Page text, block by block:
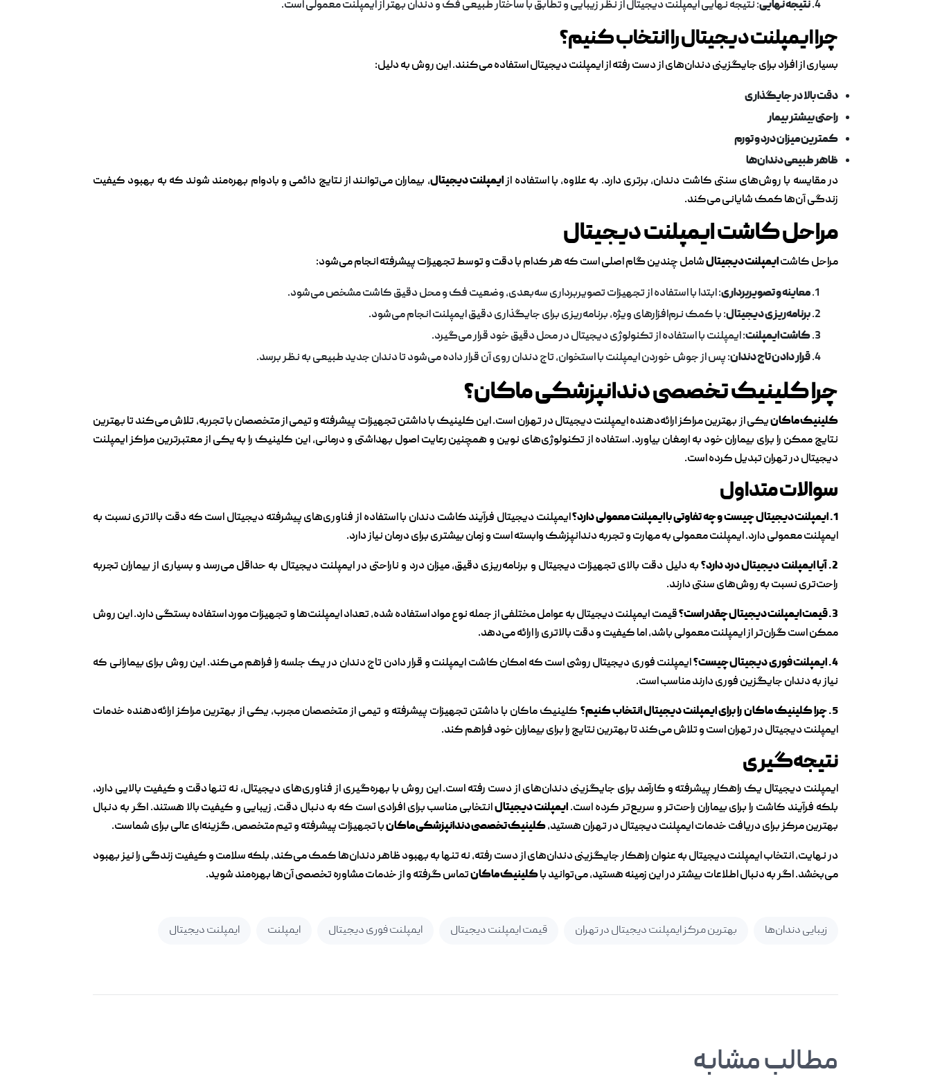
نتیجه نهایی: نتیجه نهایی ایمپلنت دیجیتال از نظر زیبایی و تطابق با ساختار طبیعی فک و دندان بهتر از ایمپلنت معمولی است.
چرا ایمپلنت دیجیتال را انتخاب کنیم؟
بسیاری از افراد برای جایگزینی دندان‌های از دست رفته از ایمپلنت دیجیتال استفاده می‌کنند. این روش به دلیل:
دقت بالا در جایگذاری
راحتی بیشتر بیمار
کمترین میزان درد و تورم
ظاهر طبیعی دندان‌ها
در مقایسه با روش‌های سنتی کاشت دندان، برتری دارد. به علاوه، با استفاده ازایمپلنت دیجیتال، بیماران می‌توانند از نتایج دائمی و بادوام بهره‌مند شوند که به بهبود کیفیت
زندگی آن‌ها کمک شایانی می‌کند.
مراحل کاشت ایمپلنت دیجیتال
مراحل کاشتایمپلنت دیجیتالشامل چندین گام اصلی است که هر کدام با دقت و توسط تجهیزات پیشرفته انجام می‌شود:
معاینه و تصویربرداری: ابتدا با استفاده از تجهیزات تصویربرداری سه‌بعدی، وضعیت فک و محل دقیق کاشت مشخص می‌شود.
برنامه‌ریزی دیجیتال: با کمک نرم‌افزارهای ویژه، برنامه‌ریزی برای جایگذاری دقیق ایمپلنت انجام می‌شود.
کاشت ایمپلنت: ایمپلنت با استفاده از تکنولوژی دیجیتال در محل دقیق خود قرار می‌گیرد.
قرار دادن تاج دندان: پس از جوش خوردن ایمپلنت با استخوان، تاج دندان روی آن قرار داده می‌شود تا دندان جدید طبیعی به نظر برسد.
چرا کلینیک تخصصی دندانپزشکی ماکان؟
کلینیک ماکانیکی از بهترین مراکز ارائه‌دهنده ایمپلنت دیجیتال در تهران است. این کلینیک با داشتن تجهیزات پیشرفته و تیمی از متخصصان با تجربه، تلاش می‌کند تا بهترین
نتایج ممکن را برای بیماران خود به ارمغان بیاورد. استفاده از تکنولوژی‌های نوین و همچنین رعایت اصول بهداشتی و درمانی، این کلینیک را به یکی از معتبرترین مراکز ایمپلنت
دیجیتال در تهران تبدیل کرده است.
سوالات متداول
1. ایمپلنت دیجیتال چیست و چه تفاوتی با ایمپلنت معمولی دارد؟
ایمپلنت دیجیتال فرآیند کاشت دندان با استفاده از فناوری‌های پیشرفته دیجیتال است که دقت بالاتری نسبت به
ایمپلنت معمولی دارد. ایمپلنت معمولی به مهارت و تجربه دندانپزشک وابسته است و زمان بیشتری برای درمان نیاز دارد.
2. آیا ایمپلنت دیجیتال درد دارد؟
به دلیل دقت بالای تجهیزات دیجیتال و برنامه‌ریزی دقیق، میزان درد و ناراحتی در ایمپلنت دیجیتال به حداقل می‌رسد و بسیاری از بیماران تجربه
راحت‌تری نسبت به روش‌های سنتی دارند.
3. قیمت ایمپلنت دیجیتال چقدر است؟
قیمت ایمپلنت دیجیتال به عوامل مختلفی از جمله نوع مواد استفاده شده، تعداد ایمپلنت‌ها و تجهیزات مورد استفاده بستگی دارد. این روش
ممکن است گران‌تر از ایمپلنت معمولی باشد، اما کیفیت و دقت بالاتری را ارائه می‌دهد.
4. ایمپلنت فوری دیجیتال چیست؟
ایمپلنت فوری دیجیتال روشی است که امکان کاشت ایمپلنت و قرار دادن تاج دندان در یک جلسه را فراهم می‌کند. این روش برای بیمارانی که
نیاز به دندان جایگزین فوری دارند مناسب است.
5. چرا کلینیک ماکان را برای ایمپلنت دیجیتال انتخاب کنیم؟
کلینیک ماکان با داشتن تجهیزات پیشرفته و تیمی از متخصصان مجرب، یکی از بهترین مراکز ارائه‌دهنده خدمات
ایمپلنت دیجیتال در تهران است و تلاش می‌کند تا بهترین نتایج را برای بیماران خود فراهم کند.
نتیجه‌گیری
ایمپلنت دیجیتال یک راهکار پیشرفته و کارآمد برای جایگزینی دندان‌های از دست رفته است. این روش با بهره‌گیری از فناوری‌های دیجیتال، نه تنها دقت و کیفیت بالایی دارد،
بلکه فرآیند کاشت را برای بیماران راحت‌تر و سریع‌تر کرده است.ایمپلنت دیجیتالانتخابی مناسب برای افرادی است که به دنبال دقت، زیبایی و کیفیت بالا هستند. اگر به دنبال
بهترین مرکز برای دریافت خدمات ایمپلنت دیجیتال در تهران هستید،کلینیک تخصصی دندانپزشکی ماکانبا تجهیزات پیشرفته و تیم متخصص، گزینه‌ای عالی برای شماست.
در نهایت، انتخاب ایمپلنت دیجیتال به عنوان راهکار جایگزینی دندان‌های از دست رفته، نه تنها به بهبود ظاهر دندان‌ها کمک می‌کند، بلکه سلامت و کیفیت زندگی را نیز بهبود
می‌بخشد. اگر به دنبال اطلاعات بیشتر در این زمینه هستید، می‌توانید باکلینیک ماکانتماس گرفته و از خدمات مشاوره تخصصی آن‌ها بهره‌مند شوید.
زیبایی دندان‌ها بهترین مرکز ایمپلنت دیجیتال در تهران قیمت ایمپلنت دیجیتال ایمپلنت فوری دیجیتال ایمپلنت ایمپلنت دیجیتال
مطالب مشابه